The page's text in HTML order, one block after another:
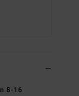
8-16